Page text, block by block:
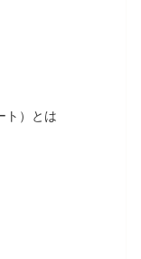
ト）とは